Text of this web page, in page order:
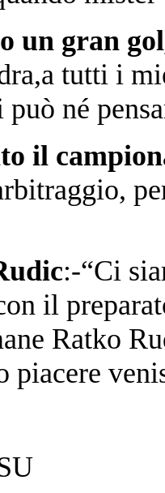
un gran
tutti i
né
il
:-“Ci
il
Ratko
piacere